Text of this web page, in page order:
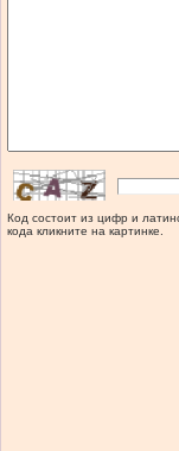
Код состоит из цифр и
кода кликните на картинке.